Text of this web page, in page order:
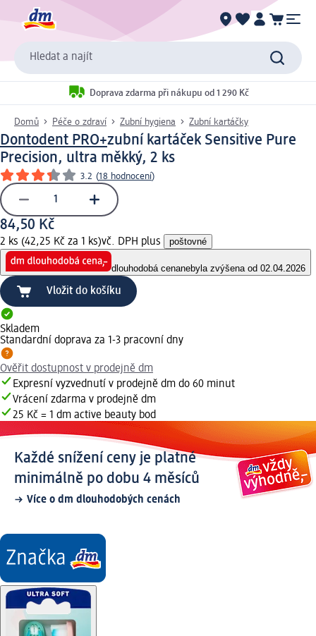
Hledat a najít
Doprava zdarma při nákupu od 1 290 Kč
Domů Péče o zdraví Zubní hygiena Zubní kartáčky
Dontodent PRO+zubní kartáček Sensitive Pure
Precision, ultra měkký, 2 ks
3.2 (18 hodnocení)
84,50 Kč
2 ks (42,25 Kč za 1 ks)vč. DPH plus poštovné
dlouhodobá cenanebyla zvýšena od 02.04.2026
Vložit do košíku
Skladem
Standardní doprava za 1-3 pracovní dny
Ověřit dostupnost v prodejně dm
Expresní vyzvednutí v prodejně dm do 60 minut
Vrácení zdarma v prodejně dm
25 Kč = 1 dm active beauty bod
Každé snížení ceny je platné
minimálně po dobu 4 měsíců
Více o dm dlouhodobých cenách